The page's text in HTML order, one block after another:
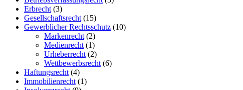
Erbrecht (3)
Gesellschaftsrecht (15)
Gewerblicher Rechtsschutz (10)
Markenrecht (2)
Medienrecht (1)
Urheberrecht (2)
Wettbewerbsrecht (6)
Haftungsrecht (4)
Immobilienrecht (1)